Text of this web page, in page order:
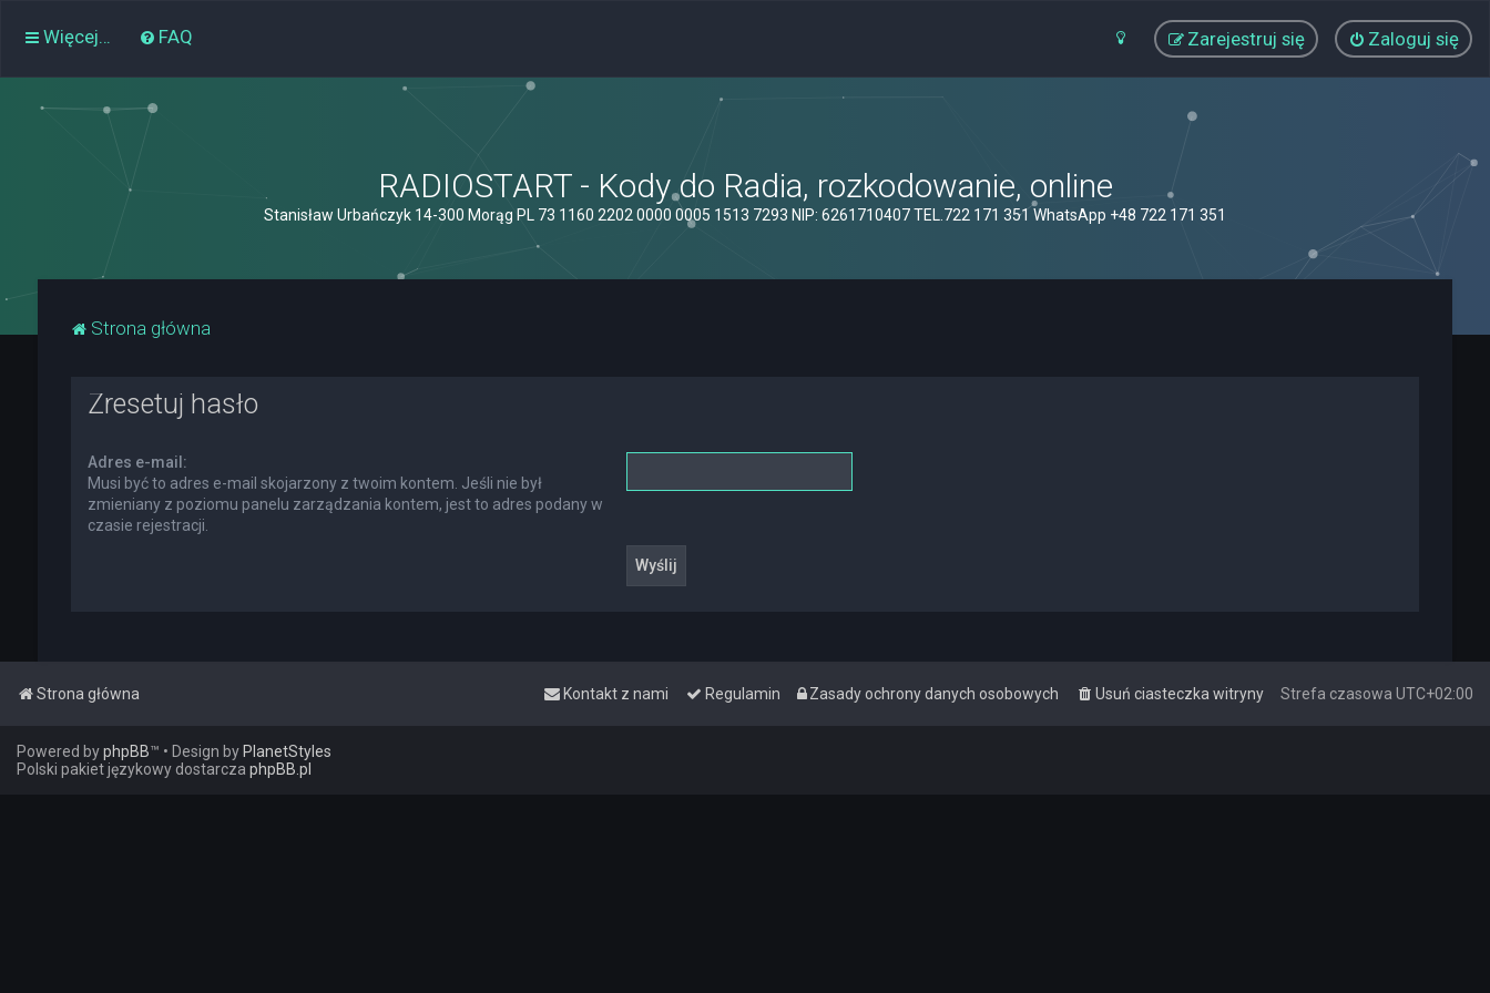
Więcej… FAQ Zaloguj się
Zarejestruj się
RADIOSTART - Kody do Radia, rozkodowanie, online
Stanisław Urbańczyk 14-300 Morąg PL 73 1160 2202 0000 0005 1513 7293 NIP: 6261710407 TEL.722 171 351 WhatsApp +48 722 171 351
Strona główna
Zresetuj hasło
Adres e-mail:
Musi być to adres e-mail skojarzony z twoim kontem. Jeśli nie był
zmieniany z poziomu panelu zarządzania kontem, jest to adres podany w
czasie rejestracji.
Strona główna Strefa czasowa UTC+02:00
Usuń ciasteczka witryny
Zasady ochrony danych osobowych
Regulamin
Kontakt z nami
Powered byphpBB™ • Design by PlanetStyles
Polski pakiet językowy dostarcza phpBB.pl